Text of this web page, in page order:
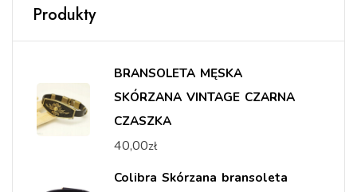
Produkty
BRANSOLETA MĘSKA
SKÓRZANA VINTAGE CZARNA
CZASZKA
40,00zł
Colibra Skórzana bransoleta